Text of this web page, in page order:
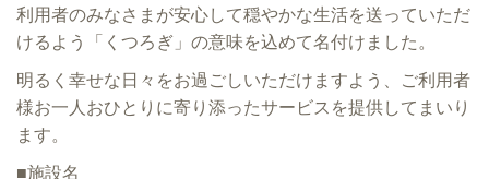
利用者のみなさまが安心して穏やかな生活を送っていただ
けるよう「くつろぎ」の意味を込めて名付けました。
明るく幸せな日々をお過ごしいただけますよう、ご利用者
様お一人おひとりに寄り添ったサービスを提供してまいり
ます。
■施設名